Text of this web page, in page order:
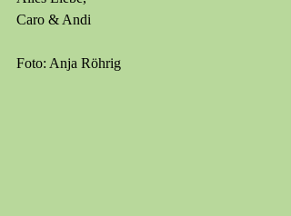
Caro & Andi
Foto: Anja Röhrig